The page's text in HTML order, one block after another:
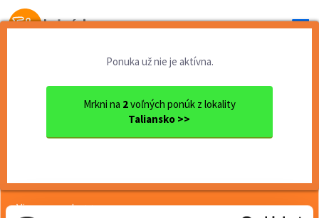
Ponuka už nie je aktívna.
Mrkni na 2voľných ponúk z lokality
Taliansko >>
Brigády zahraničie
F1 Imola v Itálii - květen ...
F1 Imola v Itálii - květen 2024
Viac o ponuke >>